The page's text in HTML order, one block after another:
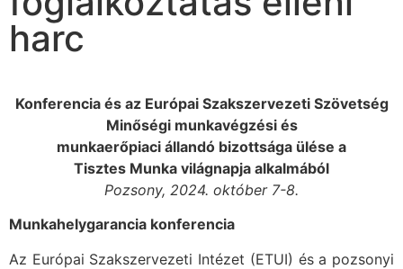
harc
Konferencia és az Európai Szakszervezeti Szövetség
Minőségi munkavégzési és
munkaerőpiaci állandó bizottsága ülése a
Tisztes Munka világnapja alkalmából
Pozsony, 2024. október 7-8.
Munkahelygarancia konferencia
Az Európai Szakszervezeti Intézet (ETUI) és a pozsonyi